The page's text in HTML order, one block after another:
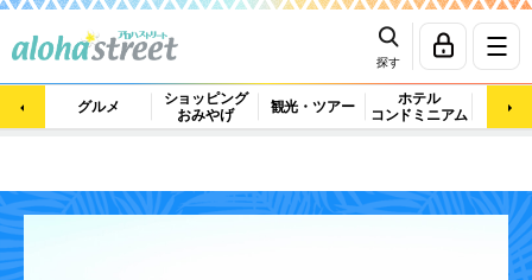
探す
グルメ
ショッピング
おみやげ
観光・ツアー
ホテル
コンドミニアム
マッ